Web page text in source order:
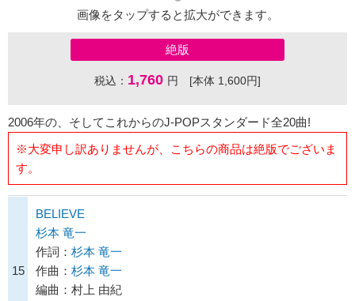
画像をタップすると拡大ができます。
絶版
税込： 1,760 円 [本体 1,600円]
2006年の、そしてこれからのJ-POPスタンダード全20曲!
※大変申し訳ありませんが、こちらの商品は絶版でございま
す。
15
BELIEVE
杉本 竜一
作詞： 杉本 竜一
作曲： 杉本 竜一
編曲：村上 由紀